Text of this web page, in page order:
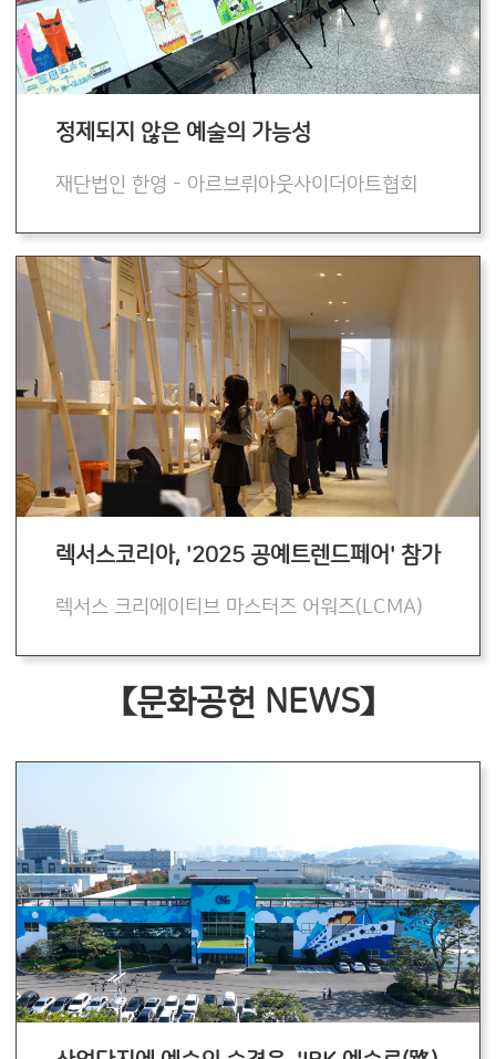
정제되지 않은 예술의 가능성
재단법인 한영 - 아르브뤼아웃사이더아트협회
렉서스코리아, '2025 공예트렌드페어' 참가
렉서스 크리에이티브 마스터즈 어워즈(LCMA)
【문화공헌 NEWS】